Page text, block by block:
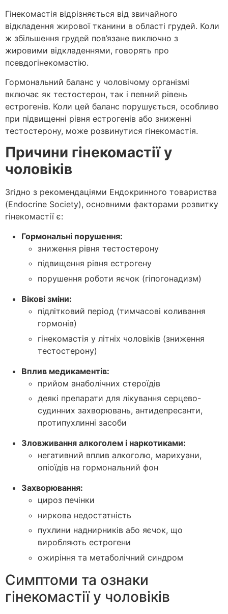
Гінекомастія відрізняється від звичайного
відкладення жирової тканини в області грудей. Коли
ж збільшення грудей пов’язане виключно з
жировими відкладеннями, говорять про
псевдогінекомастію.
Гормональний баланс у чоловічому організмі
включає як тестостерон, так і певний рівень
естрогенів. Коли цей баланс порушується, особливо
при підвищенні рівня естрогенів або зниженні
тестостерону, може розвинутися гінекомастія.
Причини гінекомастії у
чоловіків
Згідно з рекомендаціями Ендокринного товариства
(Endocrine Society), основними факторами розвитку
гінекомастії є:
Гормональні порушення:
зниження рівня тестостерону
підвищення рівня естрогену
порушення роботи яєчок (гіпогонадизм)
Вікові зміни:
підлітковий період (тимчасові коливання
гормонів)
гінекомастія у літніх чоловіків (зниження
тестостерону)
Вплив медикаментів:
прийом анаболічних стероїдів
деякі препарати для лікування серцево-
судинних захворювань, антидепресанти,
протипухлинні засоби
Зловживання алкоголем і наркотиками:
негативний вплив алкоголю, марихуани,
опіоїдів на гормональний фон
Захворювання:
цироз печінки
ниркова недостатність
пухлини наднирників або яєчок, що
виробляють естрогени
ожиріння та метаболічний синдром
Симптоми та ознаки
гінекомастії у чоловіків